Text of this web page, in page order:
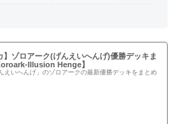
】ゾロアーク(げんえいへんげ)優勝デッキま
Illusion Henge】
えいへんげ」のゾロアークの最新優勝デッキをまとめ